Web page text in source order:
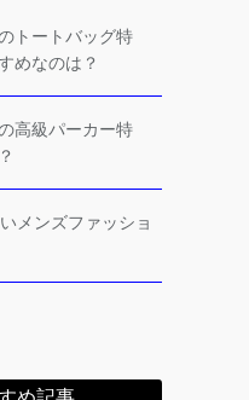
トートバッグ特
めなのは？
高級パーカー特
メンズファッショ